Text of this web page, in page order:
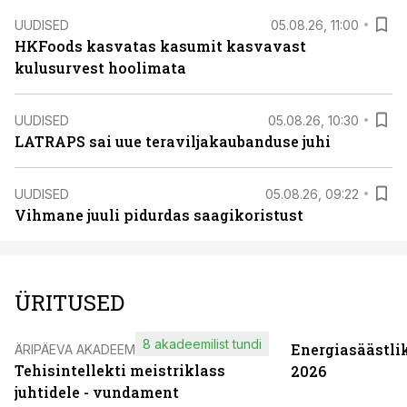
UUDISED 05.08.26, 11:00
HKFoods kasvatas kasumit kasvavast
kulusurvest hoolimata
UUDISED 05.08.26, 10:30
LATRAPS sai uue teraviljakaubanduse juhi
UUDISED 05.08.26, 09:22
Vihmane juuli pidurdas saagikoristust
ÜRITUSED
ÄRIPÄEVA AKADEEMIA
Tehisintellekti meistriklass
juhtidele - vundament
8 akadeemilist tundi
2026